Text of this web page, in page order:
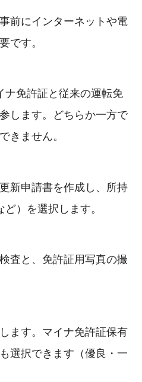
前にインターネットや電
です。
ナ免許証と従来の運転免
します。どちらか一方で
きません。
新申請書を作成し、所持
）を選択します。
査と、免許証用写真の撮
ます。マイナ免許証保有
選択できます（優良・一